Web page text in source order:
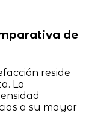
de
reside
La
a su mayor